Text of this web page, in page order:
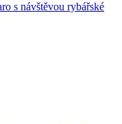
s návštěvou rybářské